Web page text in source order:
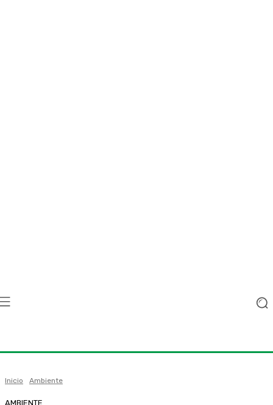
Inicio Ambiente
AMBIENTE